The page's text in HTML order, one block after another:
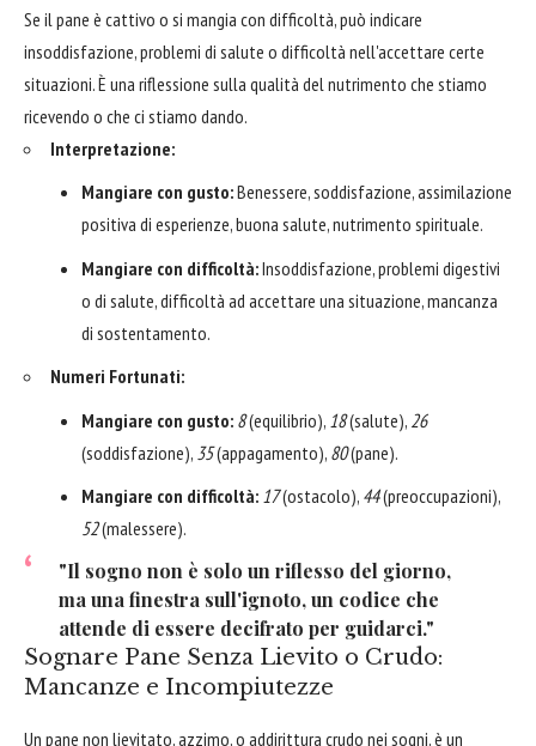
Se il pane è cattivo o si mangia con difficoltà, può indicare
insoddisfazione, problemi di salute o difficoltà nell'accettare certe
situazioni. È una riflessione sulla qualità del nutrimento che stiamo
ricevendo o che ci stiamo dando.
Interpretazione:
Mangiare con gusto:Benessere, soddisfazione, assimilazione
positiva di esperienze, buona salute, nutrimento spirituale.
Mangiare con difficoltà:Insoddisfazione, problemi digestivi
o di salute, difficoltà ad accettare una situazione, mancanza
di sostentamento.
Numeri Fortunati:
Mangiare con gusto: 8(equilibrio), 18(salute), 26
(soddisfazione), 35(appagamento), 80(pane).
Mangiare con difficoltà: 17(ostacolo), 44(preoccupazioni),
52(malessere).
"Il sogno non è solo un riflesso del giorno,
ma una finestra sull'ignoto, un codice che
attende di essere decifrato per guidarci."
Sognare Pane Senza Lievito o Crudo:
Mancanze e Incompiutezze
Un pane non lievitato, azzimo, o addirittura crudo nei sogni, è un